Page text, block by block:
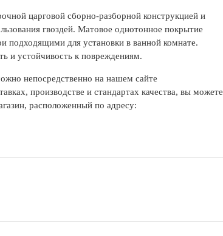
царговой сборно-разборной конструкцией и
гвоздей. Матовое однотонное покрытие
подходящими для установки в ванной комнате.
и устойчивость к повреждениям.
непосредственно на нашем сайте
производстве и стандартах качества, вы можете
расположенный по адресу: